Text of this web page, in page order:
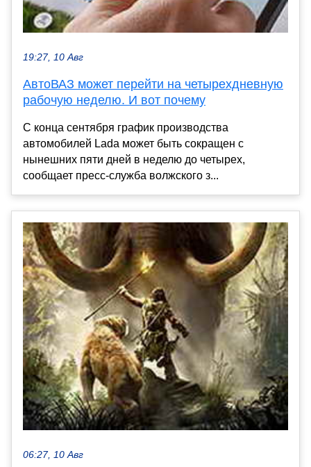
19:27, 10 Авг
АвтоВАЗ может перейти на четырехдневную
рабочую неделю. И вот почему
С конца сентября график производства
автомобилей Lada может быть сокращен с
нынешних пяти дней в неделю до четырех,
сообщает пресс-служба волжского з...
06:27, 10 Авг